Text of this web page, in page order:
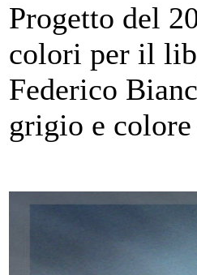
Progetto del
colori per il
Federico
grigio e